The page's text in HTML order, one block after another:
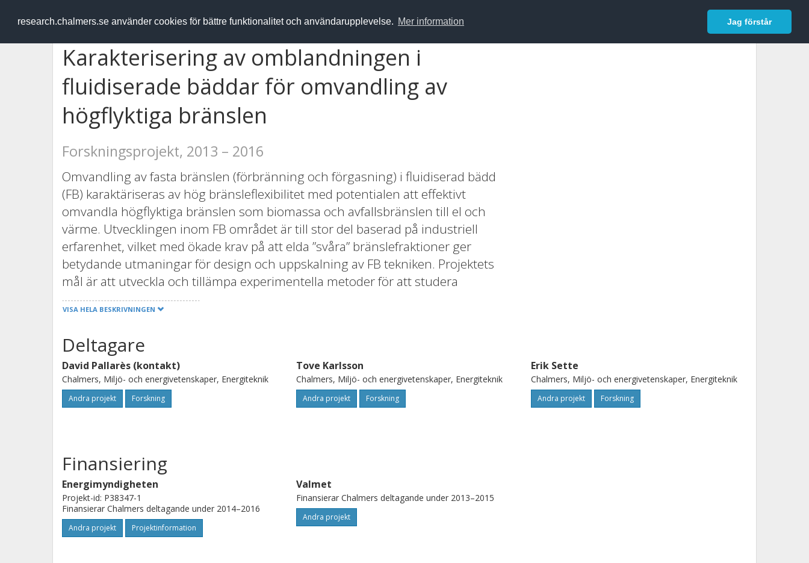
research.chalmers.se använder cookies för bättre funktionalitet och användarupplevelse. Mer information Jag förstår
RESEARCH.chalmers.se Logga in
Karakterisering av omblandningen i
fluidiserade bäddar för omvandling av
högflyktiga bränslen
Forskningsprojekt, 2013 – 2016
Omvandling av fasta bränslen (förbränning och förgasning) i fluidiserad bädd
(FB) karaktäriseras av hög bränsleflexibilitet med potentialen att effektivt
omvandla högflyktiga bränslen som biomassa och avfallsbränslen till el och
värme. Utvecklingen inom FB området är till stor del baserad på industriell
erfarenhet, vilket med ökade krav på att elda ”svåra” bränslefraktioner ger
betydande utmaningar för design och uppskalning av FB tekniken. Projektets
mål är att utveckla och tillämpa experimentella metoder för att studera
omblandningen av partiklar (både inerta och bränsle) och gas i FB under
drifttillstånd relevanta för kommersiella anläggningar. Förutom att projektet
omblandningsförloppen i FB anläggningar kommer resultaten att
implementeras i ett matematiskt modellverktyg som simulerar och
dimensionerar pannor och förgasare med FB teknik. Härigenom kommer
resultaten att nyttiggöras.
VISA HELA BESKRIVNINGEN
Deltagare
David Pallarès (kontakt)
Chalmers, Miljö- och energivetenskaper, Energiteknik
Andra projekt Forskning
Tove Karlsson
Chalmers, Miljö- och energivetenskaper, Energiteknik
Andra projekt Forskning
Erik Sette
Chalmers, Miljö- och energivetenskaper, Energiteknik
Andra projekt Forskning
Finansiering
Energimyndigheten
Projekt-id: P38347-1
Finansierar Chalmers deltagande under 2014–2016
Andra projekt Projektinformation
Valmet
Finansierar Chalmers deltagande under 2013–2015
Andra projekt